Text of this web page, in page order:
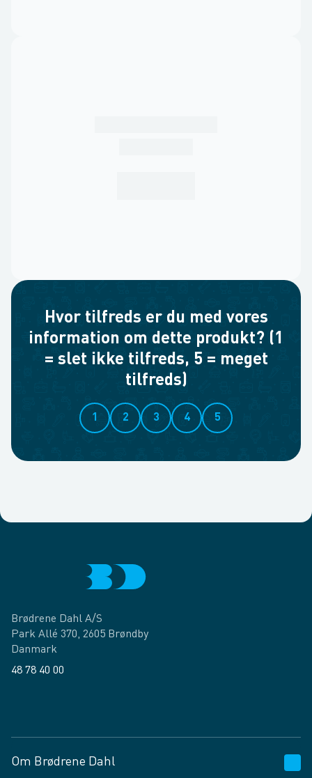
Hvor tilfreds er du med vores
information om dette produkt? (1
= slet ikke tilfreds, 5 = meget
tilfreds)
1 2 3 4 5
Brødrene Dahl A/S
Park Allé 370, 2605 Brøndby
Danmark
48 78 40 00
Om Brødrene Dahl